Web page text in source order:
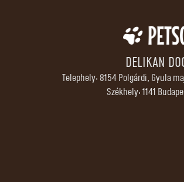
DELIKAN
Telephely: 8154 Polgárdi, Gyula
Székhely: 1141